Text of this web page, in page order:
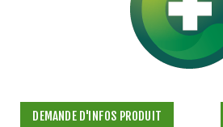
DEMANDE D'INFOS PRODUIT